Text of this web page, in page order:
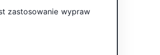
zastosowanie wypraw